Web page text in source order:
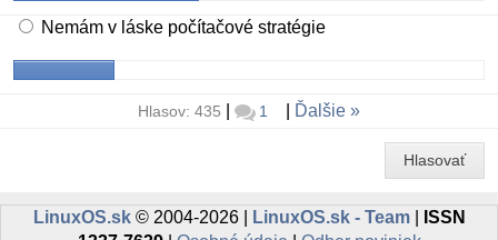
Nemám v láske počítačové stratégie
Hlasov: 435 1 Ďalšie
Hlasovať
LinuxOS.sk© 2004-2026 | LinuxOS.sk - Team|
ISSN